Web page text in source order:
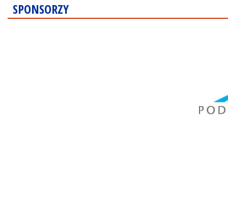
SPONSORZY